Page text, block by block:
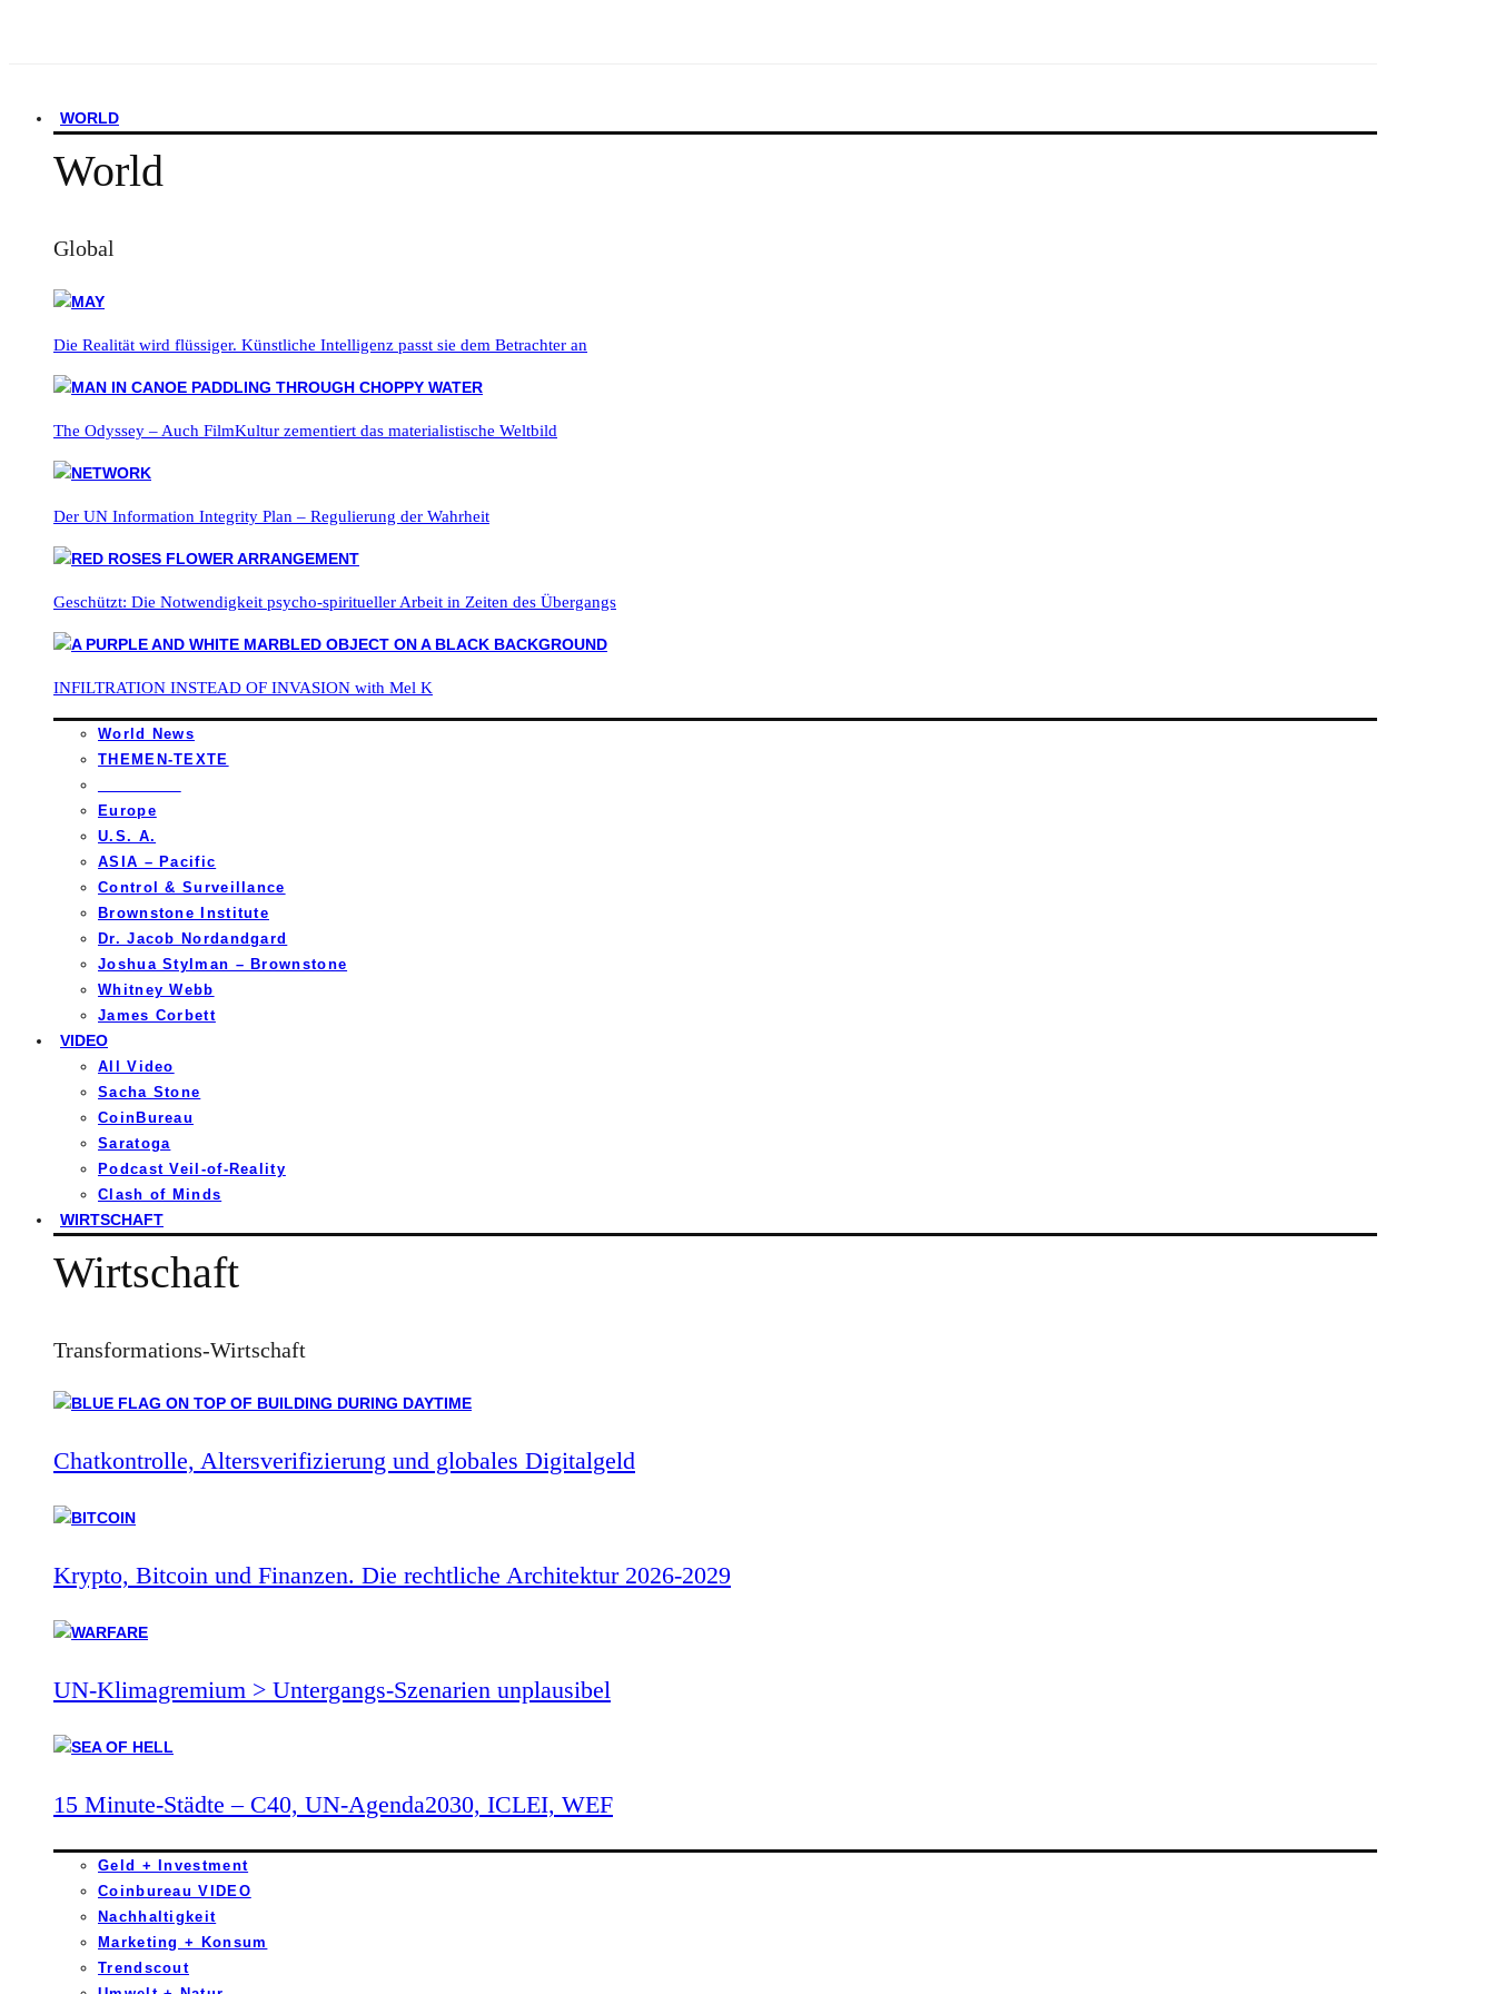
WORLD
World
Global
Die Realität wird flüssiger. Künstliche Intelligenz passt sie dem Betrachter an
The Odyssey – Auch FilmKultur zementiert das materialistische Weltbild
Der UN Information Integrity Plan – Regulierung der Wahrheit
Geschützt: Die Notwendigkeit psycho-spiritueller Arbeit in Zeiten des Übergangs
INFILTRATION INSTEAD OF INVASION with Mel K
World News
THEMEN-TEXTE
Europe
U.S. A.
ASIA – Pacific
Control & Surveillance
Brownstone Institute
Dr. Jacob Nordandgard
Joshua Stylman – Brownstone
Whitney Webb
James Corbett
VIDEO
All Video
Sacha Stone
CoinBureau
Saratoga
Podcast Veil-of-Reality
Clash of Minds
WIRTSCHAFT
Wirtschaft
Transformations-Wirtschaft
Chatkontrolle, Altersverifizierung und globales Digitalgeld
Krypto, Bitcoin und Finanzen. Die rechtliche Architektur 2026-2029
UN-Klimagremium > Untergangs-Szenarien unplausibel
15 Minute-Städte – C40, UN-Agenda2030, ICLEI, WEF
Geld + Investment
Coinbureau VIDEO
Nachhaltigkeit
Marketing + Konsum
Trendscout